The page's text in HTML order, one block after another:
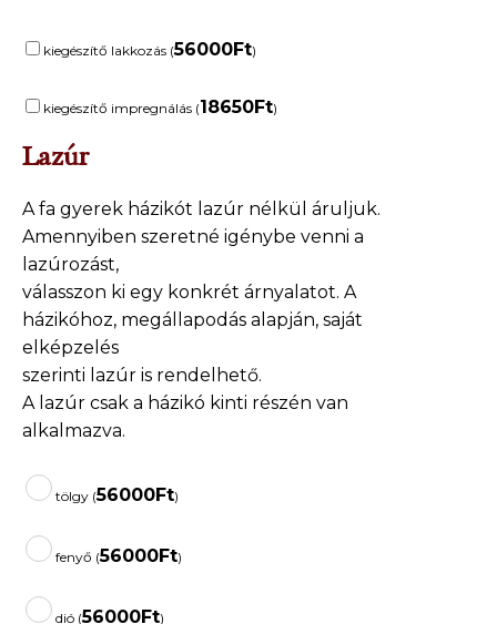
kiegészítő lakkozás (56000Ft)
kiegészítő impregnálás (18650Ft)
Lazúr
A fa gyerek házikót lazúr nélkül áruljuk.
Amennyiben szeretné igénybe venni a
lazúrozást,
válasszon ki egy konkrét árnyalatot. A
házikóhoz, megállapodás alapján, saját
elképzelés
szerinti lazúr is rendelhető.
A lazúr csak a házikó kinti részén van
alkalmazva.
tölgy (56000Ft)
fenyő (56000Ft)
dió (56000Ft)